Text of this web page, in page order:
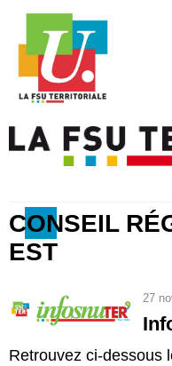
CONSEIL
EST
27
Retrouvez ci-dessous